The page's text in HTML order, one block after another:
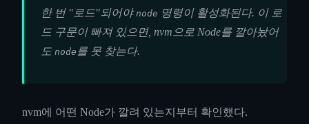
한 번 "로드"되어야node 명령이 활성화된다. 이 로
드 구문이 빠져 있으면, nvm으로 Node를 깔아놨어
도 node 를 못 찾는다.
nvm에 어떤 Node가 깔려 있는지부터 확인했다.